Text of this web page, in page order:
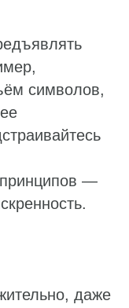
символов,
—
даже